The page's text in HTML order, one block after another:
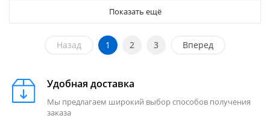
Показать ещё
Назад 1 2 3 Вперед
Удобная доставка
Мы предлагаем широкий выбор способов получения
заказа